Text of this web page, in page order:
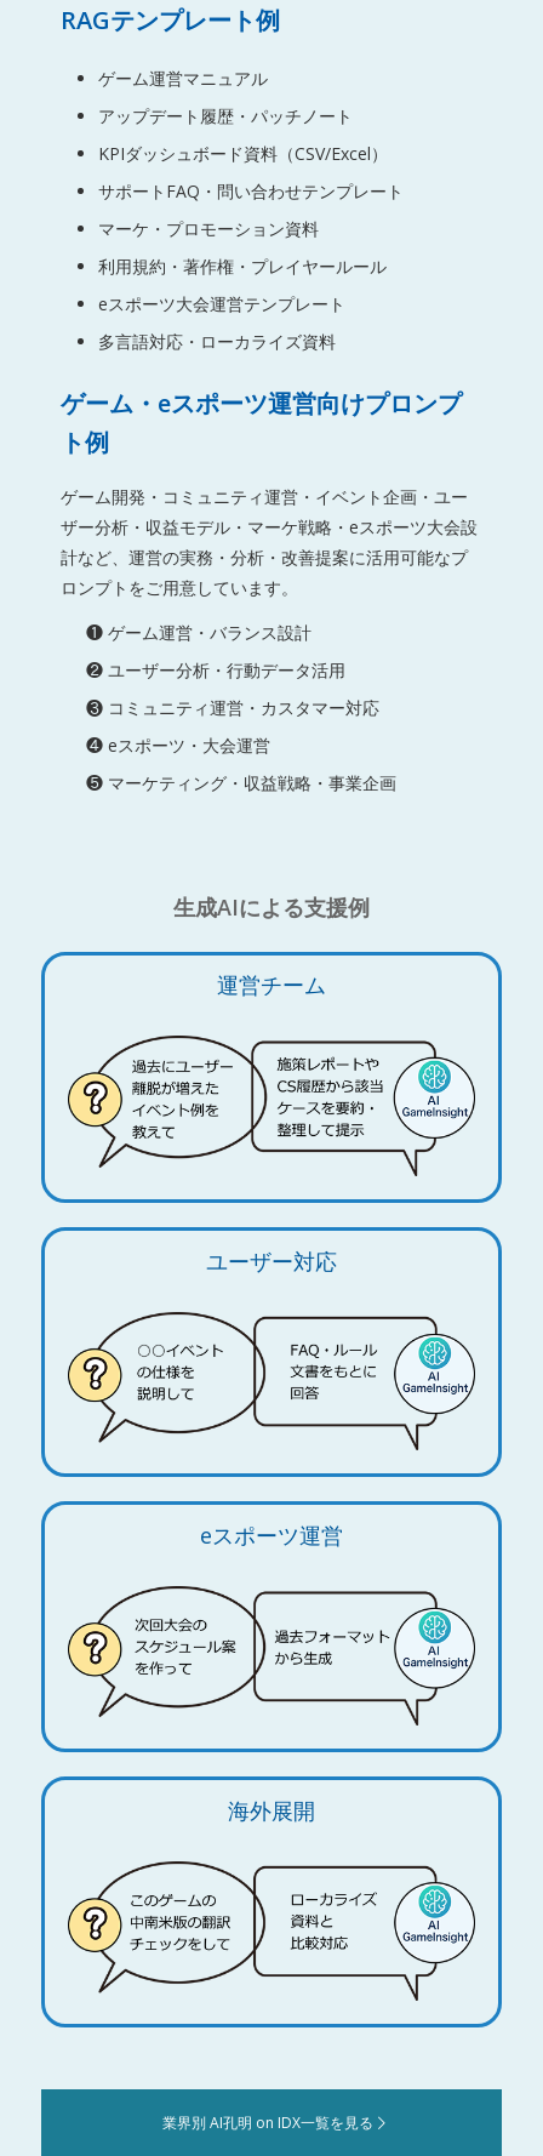
RAGテンプレート例
ゲーム運営マニュアル
アップデート履歴・パッチノート
KPIダッシュボード資料（CSV/Excel）
サポートFAQ・問い合わせテンプレート
マーケ・プロモーション資料
利用規約・著作権・プレイヤールール
eスポーツ大会運営テンプレート
多言語対応・ローカライズ資料
ゲーム・eスポーツ運営向けプロンプ
ト例
ゲーム開発・コミュニティ運営・イベント企画・ユー
ザー分析・収益モデル・マーケ戦略・eスポーツ大会設
計など、運営の実務・分析・改善提案に活用可能なプ
ロンプトをご用意しています。
❶ ゲーム運営・バランス設計
❷ ユーザー分析・行動データ活用
❸ コミュニティ運営・カスタマー対応
❹ eスポーツ・大会運営
❺ マーケティング・収益戦略・事業企画
生成AIによる支援例
運営チーム
ユーザー対応
eスポーツ運営
海外展開
業界別 AI孔明 on IDX一覧を見る